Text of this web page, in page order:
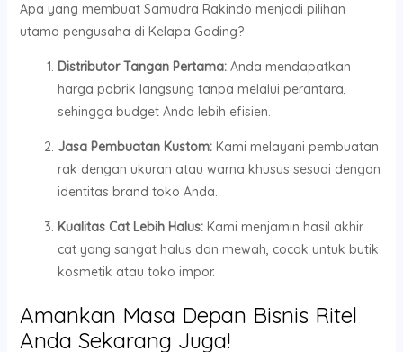
Apa yang membuat Samudra Rakindo menjadi pilihan
utama pengusaha di Kelapa Gading?
Distributor Tangan Pertama:Anda mendapatkan
harga pabrik langsung tanpa melalui perantara,
sehingga budget Anda lebih efisien.
Jasa Pembuatan Kustom:Kami melayani pembuatan
rak dengan ukuran atau warna khusus sesuai dengan
identitas brand toko Anda.
Kualitas Cat Lebih Halus:Kami menjamin hasil akhir
cat yang sangat halus dan mewah, cocok untuk butik
kosmetik atau toko impor.
Amankan Masa Depan Bisnis Ritel
Anda Sekarang Juga!